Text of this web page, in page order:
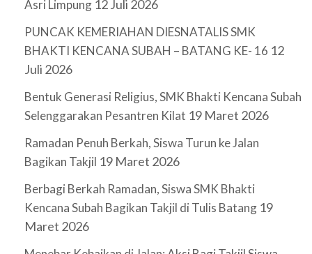
Asri Limpung 12 Juli 2026
PUNCAK KEMERIAHAN DIESNATALIS SMK
BHAKTI KENCANA SUBAH – BATANG KE- 16 12
Juli 2026
Bentuk Generasi Religius, SMK Bhakti Kencana Subah
Selenggarakan Pesantren Kilat 19 Maret 2026
Ramadan Penuh Berkah, Siswa Turun ke Jalan
Bagikan Takjil 19 Maret 2026
Berbagi Berkah Ramadan, Siswa SMK Bhakti
Kencana Subah Bagikan Takjil di Tulis Batang 19
Maret 2026